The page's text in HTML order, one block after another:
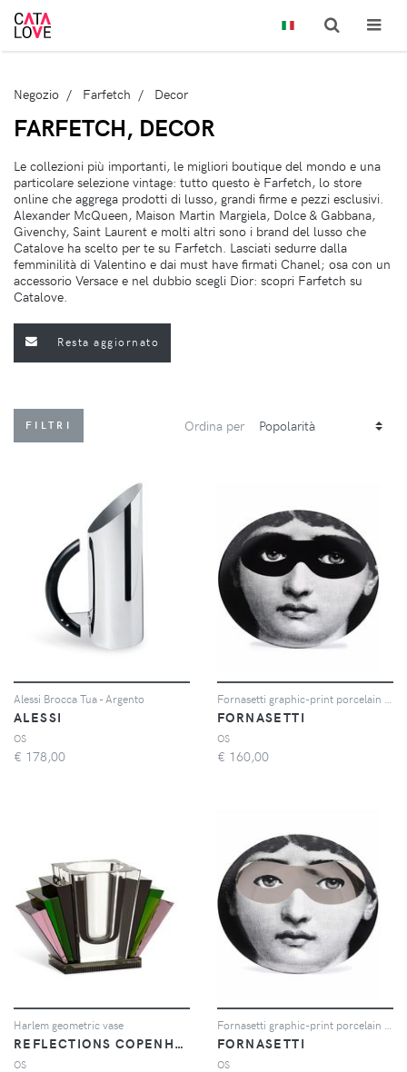
Negozio Farfetch Decor
FARFETCH, DECOR
Le collezioni più importanti, le migliori boutique del mondo e una
particolare selezione vintage: tutto questo è Farfetch, lo store
online che aggrega prodotti di lusso, grandi firme e pezzi esclusivi.
Alexander McQueen, Maison Martin Margiela, Dolce & Gabbana,
Givenchy, Saint Laurent e molti altri sono i brand del lusso che
Catalove ha scelto per te su Farfetch. Lasciati sedurre dalla
femminilità di Valentino e dai must have firmati Chanel; osa con un
accessorio Versace e nel dubbio scegli Dior: scopri Farfetch su
Catalove.
Resta aggiornato
FILTRI Ordina per
Alessi Brocca Tua - Argento
ALESSI
OS
€ 178,00
FORNASETTI
OS
€ 160,00
Harlem geometric vase
REFLECTIONS COPENHAGEN
OS
FORNASETTI
OS